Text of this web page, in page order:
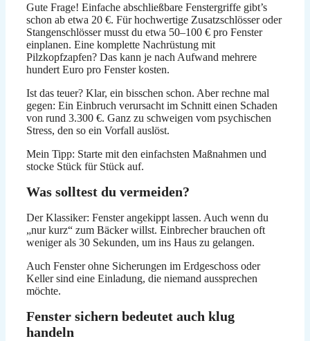
Gute Frage! Einfache abschließbare Fenstergriffe gibt’s
schon ab etwa 20 €. Für hochwertige Zusatzschlösser oder
Stangenschlösser musst du etwa 50–100 € pro Fenster
einplanen. Eine komplette Nachrüstung mit
Pilzkopfzapfen? Das kann je nach Aufwand mehrere
hundert Euro pro Fenster kosten.
Ist das teuer? Klar, ein bisschen schon. Aber rechne mal
gegen: Ein Einbruch verursacht im Schnitt einen Schaden
von rund 3.300 €. Ganz zu schweigen vom psychischen
Stress, den so ein Vorfall auslöst.
Mein Tipp: Starte mit den einfachsten Maßnahmen und
stocke Stück für Stück auf.
Was solltest du vermeiden?
Der Klassiker: Fenster angekippt lassen. Auch wenn du
„nur kurz“ zum Bäcker willst. Einbrecher brauchen oft
weniger als 30 Sekunden, um ins Haus zu gelangen.
Auch Fenster ohne Sicherungen im Erdgeschoss oder
Keller sind eine Einladung, die niemand aussprechen
möchte.
Fenster sichern bedeutet auch klug
handeln